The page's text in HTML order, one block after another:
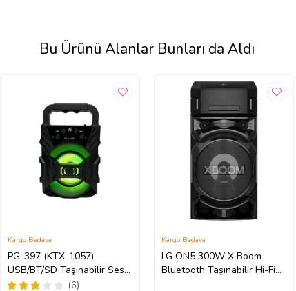
Bu Ürünü Alanlar Bunları da Aldı
PG-397 (KTX-1057)
USB/BT/SD Taşınabilir Ses
Sistemi
(6)
Kargo Bedava
LG ON5 300W X Boom
Bluetooth Taşınabilir Hi-Fi
Kargo Bedava